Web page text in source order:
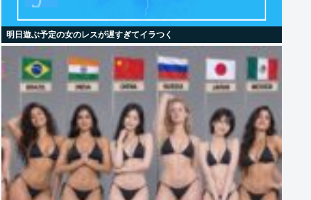
明日遊ぶ予定の女のレスが遅すぎてイラつく